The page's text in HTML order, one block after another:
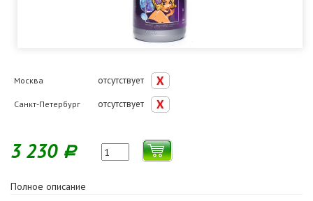
Москва отсутствует
Санкт-Петербург отсутствует
3 230 Р
Полное описание